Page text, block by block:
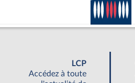
LCP
Accédez à toute